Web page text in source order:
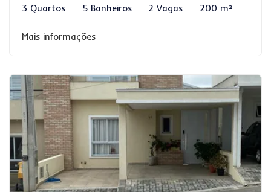
3 Quartos 5 Banheiros 2 Vagas 200 m²
Mais informações